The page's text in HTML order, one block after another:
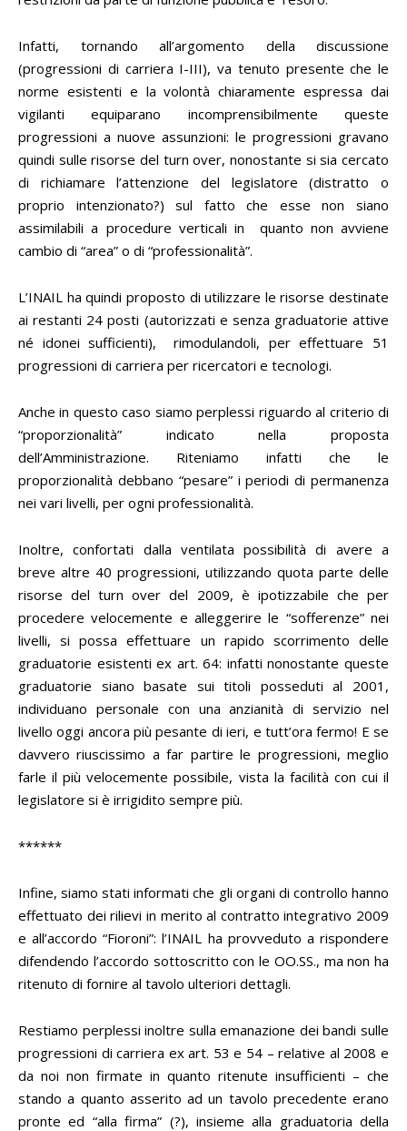
Infatti, tornando all’argomento della discussione
(progressioni di carriera I-III), va tenuto presente che le
norme esistenti e la volontà chiaramente espressa dai
vigilanti equiparano incomprensibilmente queste
progressioni a nuove assunzioni: le progressioni gravano
quindi sulle risorse del turn over, nonostante si sia cercato
di richiamare l’attenzione del legislatore (distratto o
proprio intenzionato?) sul fatto che esse non siano
assimilabili a procedure verticali in quanto non avviene
cambio di “area” o di “professionalità”.
L’INAIL ha quindi proposto di utilizzare le risorse destinate
ai restanti 24 posti (autorizzati e senza graduatorie attive
né idonei sufficienti), rimodulandoli, per effettuare 51
progressioni di carriera per ricercatori e tecnologi.
Anche in questo caso siamo perplessi riguardo al criterio di
“proporzionalità” indicato nella proposta
dell’Amministrazione. Riteniamo infatti che le
proporzionalità debbano “pesare” i periodi di permanenza
nei vari livelli, per ogni professionalità.
Inoltre, confortati dalla ventilata possibilità di avere a
breve altre 40 progressioni, utilizzando quota parte delle
risorse del turn over del 2009, è ipotizzabile che per
procedere velocemente e alleggerire le “sofferenze” nei
livelli, si possa effettuare un rapido scorrimento delle
graduatorie esistenti ex art. 64: infatti nonostante queste
graduatorie siano basate sui titoli posseduti al 2001,
individuano personale con una anzianità di servizio nel
livello oggi ancora più pesante di ieri, e tutt’ora fermo! E se
davvero riuscissimo a far partire le progressioni, meglio
farle il più velocemente possibile, vista la facilità con cui il
legislatore si è irrigidito sempre più.
******
Infine, siamo stati informati che gli organi di controllo hanno
effettuato dei rilievi in merito al contratto integrativo 2009
e all’accordo “Fioroni”: l’INAIL ha provveduto a rispondere
difendendo l’accordo sottoscritto con le OO.SS., ma non ha
ritenuto di fornire al tavolo ulteriori dettagli.
Restiamo perplessi inoltre sulla emanazione dei bandi sulle
progressioni di carriera ex art. 53 e 54 – relative al 2008 e
da noi non firmate in quanto ritenute insufficienti – che
stando a quanto asserito ad un tavolo precedente erano
pronte ed “alla firma” (?), insieme alla graduatoria della